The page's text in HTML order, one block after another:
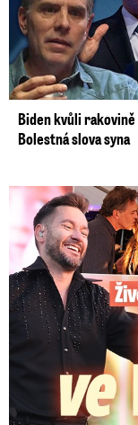
Biden kvůli
Bolestná slova syna
Koncert